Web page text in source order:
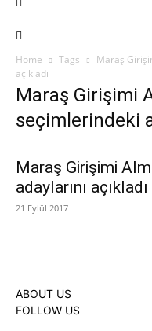
Home Tags
Maraş
açıkladı
Maraş Girişimi
seçimlerindeki
Maraş Girişimi
adaylarını açıkladı
21 Eylül 2017
ABOUT US
FOLLOW US